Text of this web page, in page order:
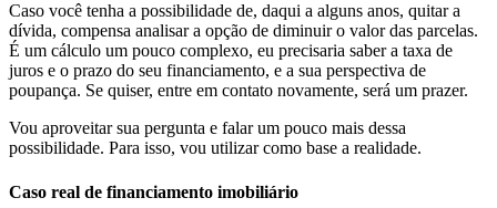
Caso você tenha a possibilidade de, daqui a alguns anos, quitar a
dívida, compensa analisar a opção de diminuir o valor das parcelas.
É um cálculo um pouco complexo, eu precisaria saber a taxa de
juros e o prazo do seu financiamento, e a sua perspectiva de
poupança. Se quiser, entre em contato novamente, será um prazer.
Vou aproveitar sua pergunta e falar um pouco mais dessa
possibilidade. Para isso, vou utilizar como base a realidade.
Caso real de financiamento imobiliário